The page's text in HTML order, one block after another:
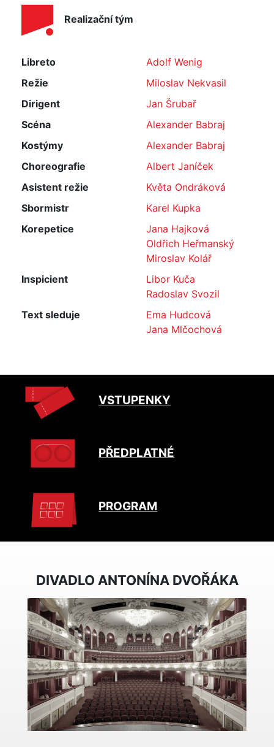
Realizační tým
Libreto
Adolf Wenig
Režie
Miloslav Nekvasil
Dirigent
Jan Šrubař
Scéna
Alexander Babraj
Kostýmy
Alexander Babraj
Choreografie
Albert Janíček
Asistent režie
Květa Ondráková
Sbormistr
Karel Kupka
Korepetice
Jana Hajková
Oldřich Heřmanský
Miroslav Kolář
Inspicient
Libor Kuča
Radoslav Svozil
Text sleduje
Ema Hudcová
Jana Mlčochová
VSTUPENKY
PŘEDPLATNÉ
PROGRAM
DIVADLO ANTONÍNA DVOŘÁKA